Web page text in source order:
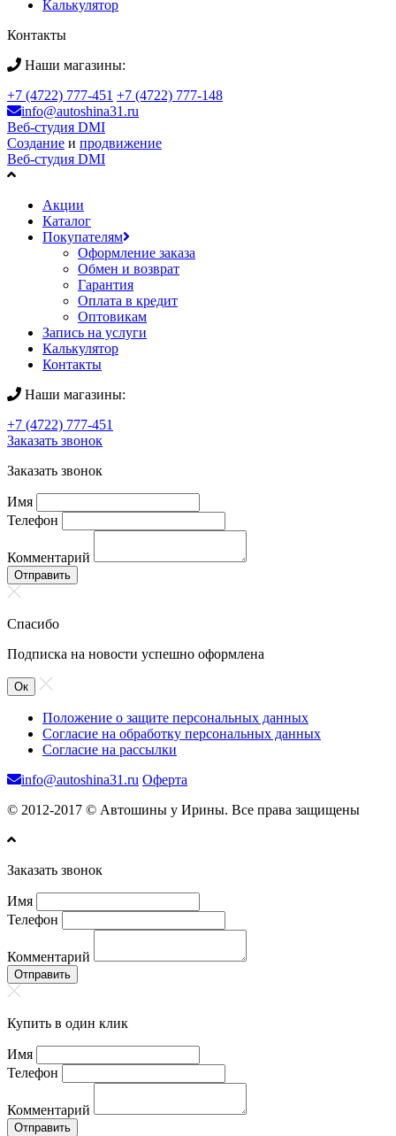
Калькулятор
Контакты
Наши магазины:
+7 (4722) 777-451 +7 (4722) 777-148
info@autoshina31.ru
Веб-студия DMI
Создание и продвижение
Веб-студия DMI
Акции
Каталог
Покупателям
Оформление заказа
Обмен и возврат
Гарантия
Оплата в кредит
Оптовикам
Запись на услуги
Калькулятор
Контакты
Наши магазины:
+7 (4722) 777-451
Заказать звонок
Заказать звонок
Имя
Телефон
Комментарий
Отправить
Спасибо
Подписка на новости успешно оформлена
Ок
Положение о защите персональных данных
Согласие на обработку персональных данных
Согласие на рассылки
info@autoshina31.ru Оферта
© 2012-2017 © Автошины у Ирины. Все права защищены
Заказать звонок
Имя
Телефон
Комментарий
Отправить
Купить в один клик
Имя
Телефон
Комментарий
Отправить